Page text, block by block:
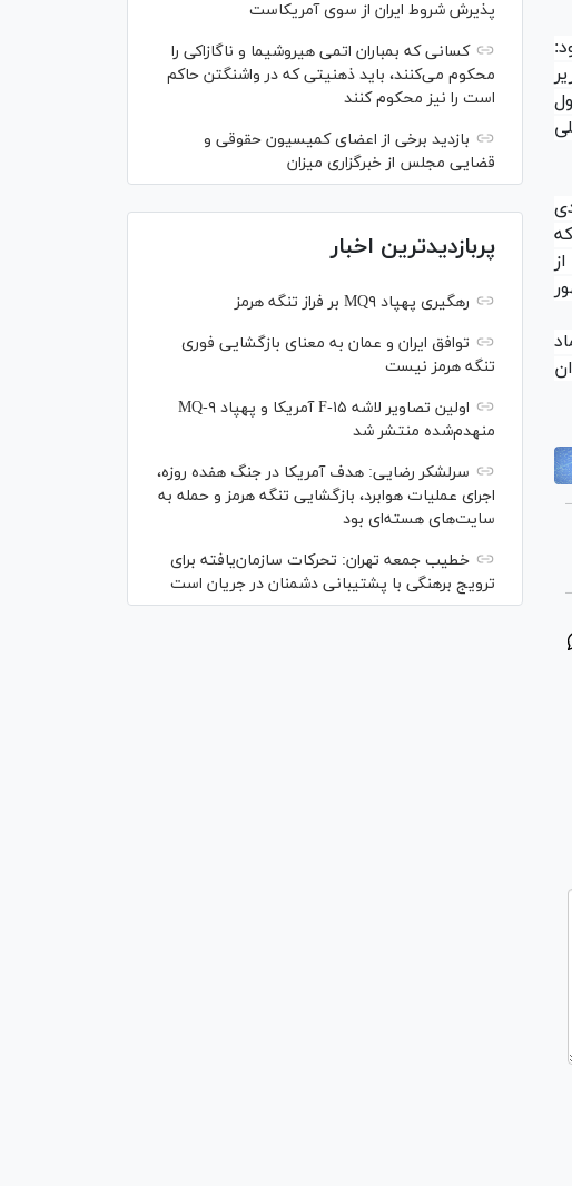
پذیرش شروط ایران از سوی آمریکاست
کسانی که بمباران اتمی هیروشیما و ناگازاکی را
محکوم می‌کنند، باید ذهنیتی که در واشنگتن حاکم
است را نیز محکوم کنند
بازدید برخی از اعضای کمیسیون حقوقی و
قضایی مجلس از خبرگزاری میزان
پربازدیدترین اخبار
رهگیری پهپاد MQ۹ بر فراز تنگه هرمز
توافق ایران و عمان به معنای بازگشایی فوری
تنگه هرمز نیست
اولین تصاویر لاشه F-۱۵ آمریکا و پهپاد MQ-۹
منهدم‌شده منتشر شد
سرلشکر رضایی: هدف آمریکا در جنگ هفده روزه،
اجرای عملیات هوابرد، بازگشایی تنگه هرمز و حمله به
سایت‌های هسته‌ای بود
خطیب جمعه تهران: تحرکات سازمان‌یافته برای
ترویج برهنگی با پشتیبانی دشمنان در جریان است